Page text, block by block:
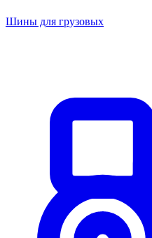
Шины для грузовых